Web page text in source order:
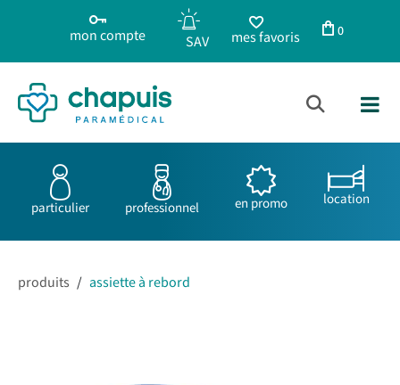
mon compte mes favoris 0
particulier professionnel en promo location
produits / assiette à rebord